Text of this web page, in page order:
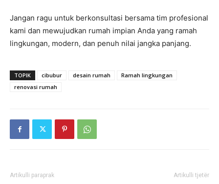
Jangan ragu untuk berkonsultasi bersama tim profesional
kami dan mewujudkan rumah impian Anda yang ramah
lingkungan, modern, dan penuh nilai jangka panjang.
TOPIK cibubur desain rumah
Ramah lingkungan
renovasi rumah
Artikulli paraprak Artikulli tjetër